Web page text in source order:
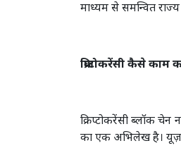
माध्यम से समन्वित
क्रिप्टोकरेंसी कैसे काम
क्रिप्टोकरेंसी ब्लॉक चेन
का एक अभिलेख है। यूज़र